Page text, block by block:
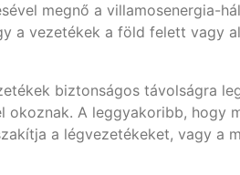
megnő a
a vezetékek a föld felett vagy
biztonságos távolságra
okoznak. A leggyakoribb,
a légvezetékeket, vagy a